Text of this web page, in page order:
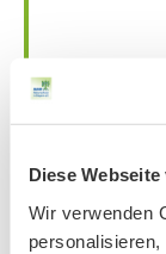
Diese
Wir verwenden
Achtung:
Änderungen
Bitte
Fahrkarten